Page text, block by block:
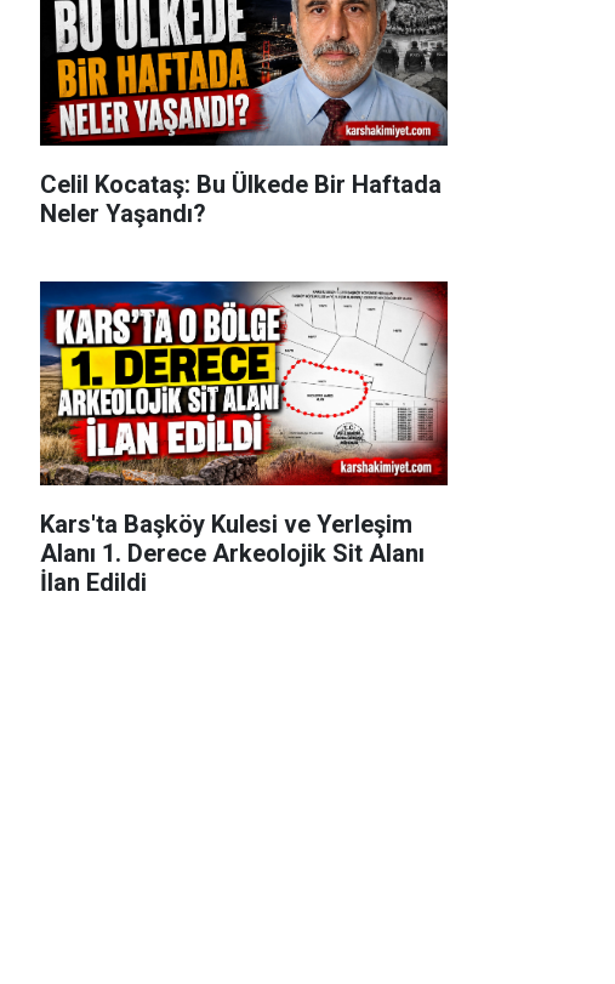
Celil Kocataş: Bu Ülkede Bir Haftada
Neler Yaşandı?
Kars'ta Başköy Kulesi ve Yerleşim
Alanı 1. Derece Arkeolojik Sit Alanı
İlan Edildi